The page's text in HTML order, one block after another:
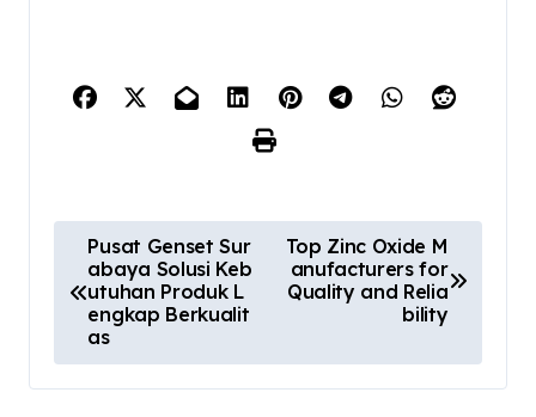
t
n
Pusat Genset Sur
abaya Solusi Keb
utuhan Produk L
engkap Berkualit
as
Top Zinc Oxide M
anufacturers for
Quality and Relia
bility